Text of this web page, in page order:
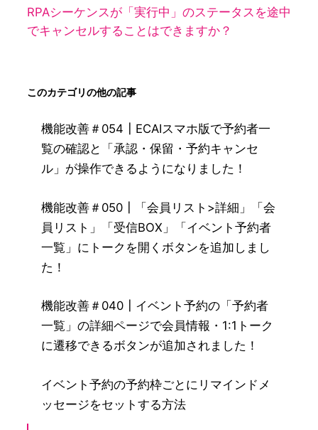
RPAシーケンスが「実行中」のステータスを途中
でキャンセルすることはできますか？
このカテゴリの他の記事
機能改善＃054┃ECAIスマホ版で予約者一
覧の確認と「承認・保留・予約キャンセ
ル」が操作できるようになりました！
機能改善＃050┃「会員リスト>詳細」「会
員リスト」「受信BOX」「イベント予約者
一覧」にトークを開くボタンを追加しまし
た！
機能改善＃040┃イベント予約の「予約者
一覧」の詳細ページで会員情報・1:1トーク
に遷移できるボタンが追加されました！
イベント予約の予約枠ごとにリマインドメ
ッセージをセットする方法